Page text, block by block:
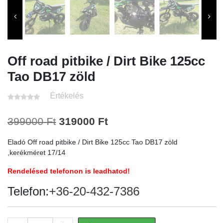
Off road pitbike / Dirt Bike 125cc
Tao DB17 zöld
Értékelés
399000Ft Original
was:
399000 Ft.
319000 FtCurrent
319000 Ft.
Eladó Off road pitbike / Dirt Bike 125cc Tao DB17 zöld
,kerékméret 17/14
Rendelésed telefonon is leadhatod!
Telefon:+36-20-432-7386